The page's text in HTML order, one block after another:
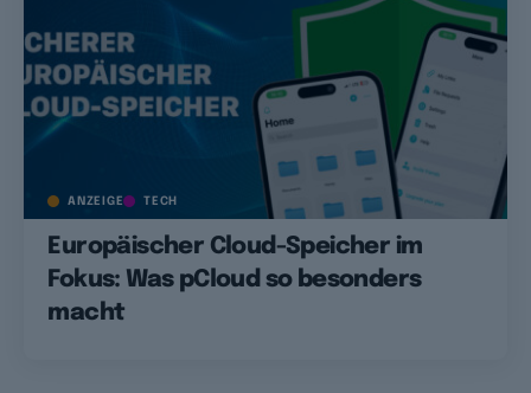
ANZEIGE TECH
Europäischer Cloud-Speicher im
Fokus: Was pCloud so besonders
macht